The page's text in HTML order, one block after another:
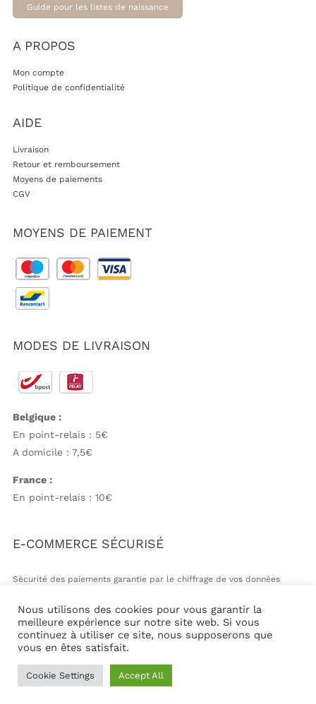
Guide pour les listes de naissance
A PROPOS
Mon compte
Politique de confidentialité
AIDE
Livraison
Retour et remboursement
Moyens de paiements
CGV
MOYENS DE PAIEMENT
MODES DE LIVRAISON
Belgique :
En point-relais : 5€
A domicile : 7,5€
France :
En point-relais : 10€
E-COMMERCE SÉCURISÉ
Sécurité des paiements garantie par le chiffrage de vos données
© Copyright 2026 | Mil&va Babystore All Rights Reserved
| Powered byCommunika
Nous utilisons des cookies pour vous garantir la
meilleure expérience sur notre site web. Si vous
continuez à utiliser ce site, nous supposerons que
vous en êtes satisfait.
Cookie Settings Accept All